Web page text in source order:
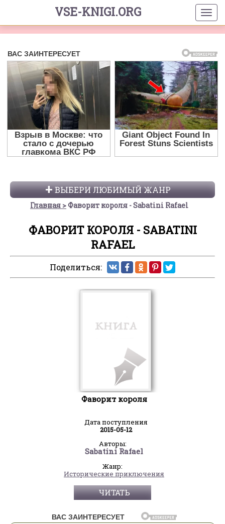
VSE-KNIGI.ORG
ВЫБЕРИ ЛЮБИМЫЙ ЖАНР
Главная Фаворит короля - Sabatini Rafael
ФАВОРИТ КОРОЛЯ - SABATINI
RAFAEL
Поделиться:
Фаворит короля
Дата поступления
2015-05-12
Авторы:
Sabatini Rafael
Жанр:
Исторические приключения
ЧИТАТЬ